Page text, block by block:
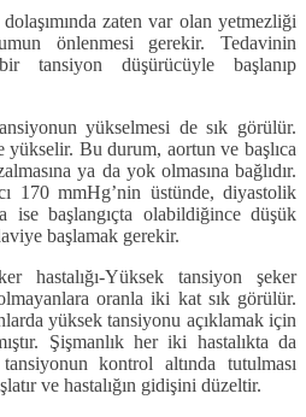
zaten var olan yetmezliği
önlenmesi gerekir. Tedavinin
tansiyon düşürücüyle başlanıp
yükselmesi de sık görülür.
Bu du­rum, aortun ve başlıca
ya da yok ol­masına bağlıdır.
170 mmHg’nin üstünde, diyas­tolik
ise başlangıçta olabildiğince düşük
başlamak gerekir.
hastalığı-Yüksek tansiyon şeker
oranla iki kat sık görülür.
yüksek tansiyonu açıklamak için
Şişmanlık her iki hastalıkta da
kontrol altında tutulması
ve hastalığın gidişini dü­zeltir.